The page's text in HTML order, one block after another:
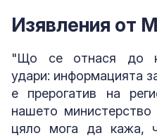
Изявления от
"Що се отнася до
удари: информацията
е прерогатив на
нашето
цяло мога да кажа,